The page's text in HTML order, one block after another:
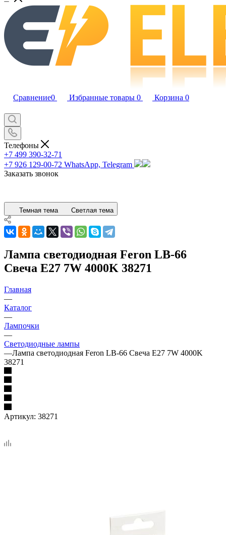
Сравнение0 Избранные товары 0 Корзина 0
Телефоны
+7 499 390-32-71
+7 926 129-00-72 WhatsApp, Telegram
Заказать звонок
Темная тема Светлая тема
Лампа светодиодная Feron LB-66
Свеча E27 7W 4000K 38271
Главная
—
Каталог
—
Лампочки
—
Светодиодные лампы
—Лампа светодиодная Feron LB-66 Свеча E27 7W 4000K
38271
Артикул: 38271